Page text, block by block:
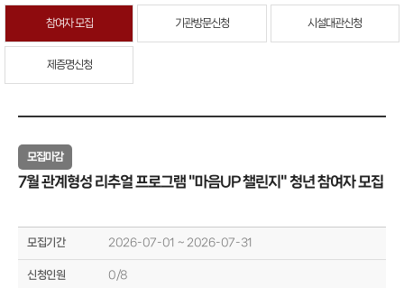
참여자 모집 기관방문신청 시설대관신청
제증명신청
모집마감
7월 관계형성 리추얼 프로그램 "마음UP 챌린지" 청년 참여자 모집
모집기간 2026-07-01 ~ 2026-07-31
신청인원 0/8